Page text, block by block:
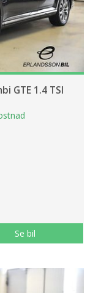
GTE 1.4 TSI
Se bil